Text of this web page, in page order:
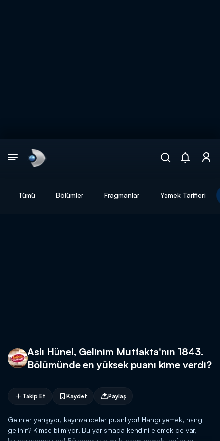
Tümü Bölümler Fragmanlar Yemek Tarifleri
Aslı Hünel, Gelinim Mutfakta'nın 1843.
Bölümünde en yüksek puanı kime verdi?
Takip Et Kaydet Paylaş
Gelinler yarışıyor, kayınvalideler puanlıyor! Hangi yemek, hangi
gelinin? Kimse bilmiyor! Bu yarışmada kendini elemek de var,